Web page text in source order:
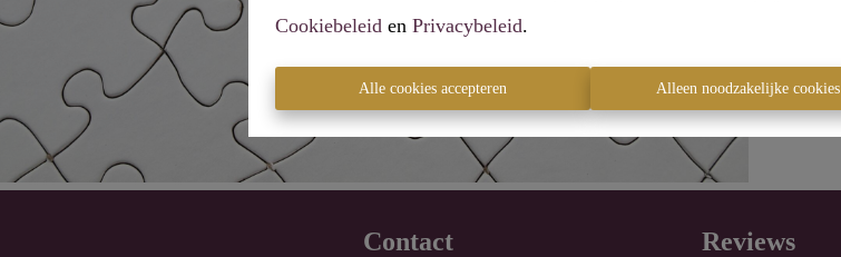
Cookiebeleid en Privacybeleid.
Alle cookies accepteren Alleen noodzakelijke cookies
Contact Reviews